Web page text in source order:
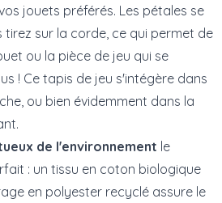
jouets préférés. Les pétales se
tirez sur la corde, ce qui permet de
ou la pièce de jeu qui se
! Ce tapis de jeu s'intégère dans
ou bien évidemment dans la
de l'environnement le
: un tissu en coton biologique
en polyester recyclé assure le